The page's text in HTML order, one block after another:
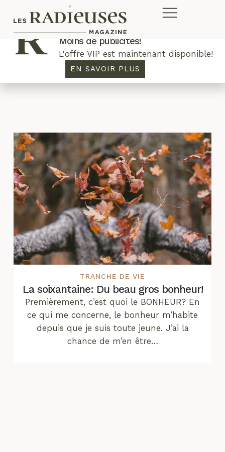
quiétude
TRANCHE DE VIE
La soixantaine: Du beau gros bonheur!
Premièrement, c’est quoi le BONHEUR? En
ce qui me concerne, le bonheur m’habite
depuis que je suis toute jeune. J’ai la
chance de m’en être…
Plus de concours. Plus de rabais.
Moins de publicités!
L'offre VIP est maintenant disponible!
EN SAVOIR PLUS